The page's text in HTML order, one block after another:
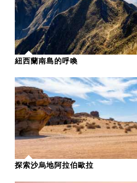
紐西蘭南島的呼喚
探索沙烏地阿拉伯歐拉